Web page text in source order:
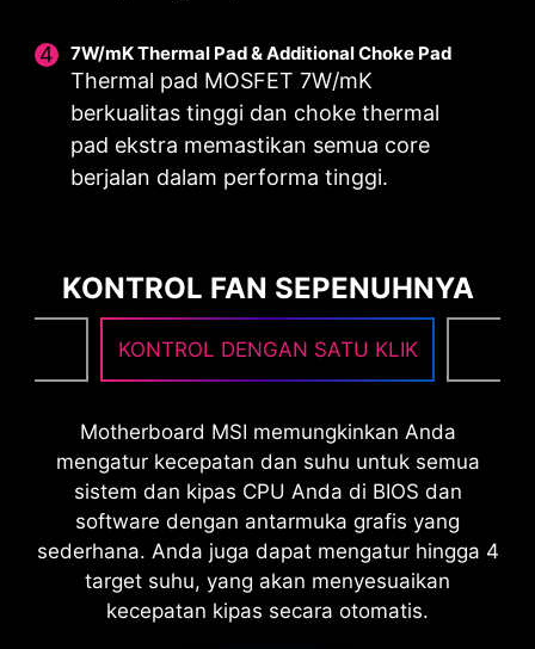
7W/mK Thermal Pad & Additional Choke Pad
Thermal pad MOSFET 7W/mK
berkualitas tinggi dan choke thermal
pad ekstra memastikan semua core
berjalan dalam performa tinggi.
KONTROL FAN SEPENUHNYA
KONTROL DENGAN SATU KLIK
Motherboard MSI memungkinkan Anda
mengatur kecepatan dan suhu untuk semua
sistem dan kipas CPU Anda di BIOS dan
software dengan antarmuka grafis yang
sederhana. Anda juga dapat mengatur hingga 4
target suhu, yang akan menyesuaikan
kecepatan kipas secara otomatis.
listrik yang lebih cepat dan
tidak terdistorsi ke CPU
dengan tepat dan presisi.
multi-core yang di-overclock.
yang sempurna untuk CPU
overclocking Anda.
yang lebih tinggi dan kecepatan transfer yang
lebih cepat, yang juga berguna untuk transmisi
sirkuit yang dapat diandalkan.